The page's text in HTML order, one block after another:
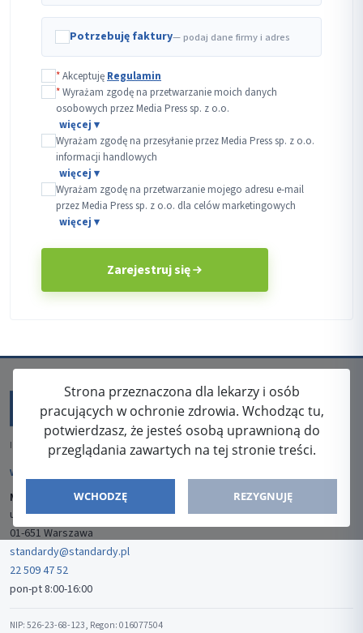
Potrzebuję faktury— podaj dane firmy i adres
*Akceptuję Regulamin
*Wyrażam zgodę na przetwarzanie moich danych
osobowych przez Media Press sp. z o.o.
Wyrażam zgodę na przesyłanie przez Media Press sp. z o.o.
informacji handlowych
Wyrażam zgodę na przetwarzanie mojego adresu e-mail
przez Media Press sp. z o.o. dla celów marketingowych
Zarejestruj się
Strona przeznaczona dla lekarzy i osób
pracujących w ochronie zdrowia. Wchodząc tu,
potwierdzasz, że jesteś osobą uprawnioną do
przeglądania zawartych na tej stronie treści.
WCHODZĘ REZYGNUJĘ
ISSN: 2080-5438
WYDAWCA
Media-Press Sp. z o.o.
ul. Gwiaździsta 7B/8
01-651 Warszawa
standardy@standardy.pl
22 509 47 52
pon-pt 8:00-16:00
NIP: 526-23-68-123, Regon: 016077504